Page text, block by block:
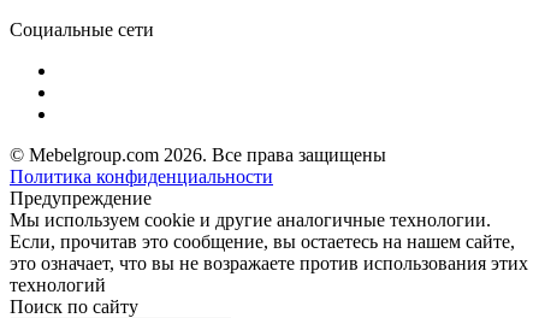
Социальные сети
© Mebelgroup.com 2026. Все права защищены
Политика конфиденциальности
Предупреждение
Мы используем cookie и другие аналогичные технологии.
Если, прочитав это сообщение, вы остаетесь на нашем сайте,
это означает, что вы не возражаете против использования этих
технологий
Поиск по сайту